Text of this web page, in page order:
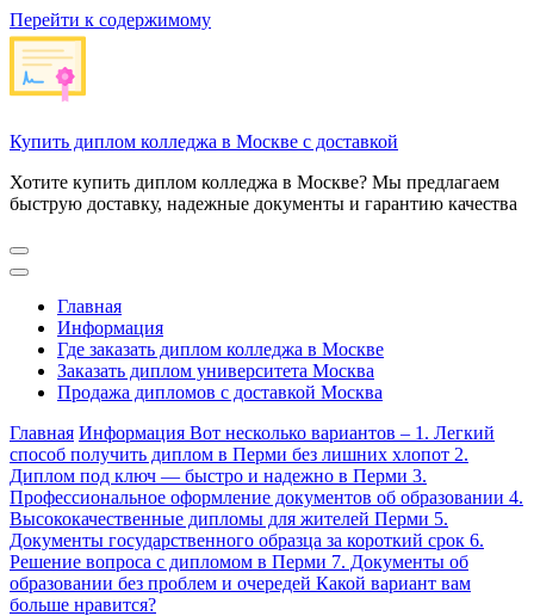
Перейти к содержимому
Купить диплом колледжа в Москве с доставкой
Хотите купить диплом колледжа в Москве? Мы предлагаем
быструю доставку, надежные документы и гарантию качества
Главная
Информация
Где заказать диплом колледжа в Москве
Заказать диплом университета Москва
Продажа дипломов с доставкой Москва
Главная Информация Вот несколько вариантов – 1. Легкий
способ получить диплом в Перми без лишних хлопот 2.
Диплом под ключ — быстро и надежно в Перми 3.
Профессиональное оформление документов об образовании 4.
Высококачественные дипломы для жителей Перми 5.
Документы государственного образца за короткий срок 6.
Решение вопроса с дипломом в Перми 7. Документы об
образовании без проблем и очередей Какой вариант вам
больше нравится?